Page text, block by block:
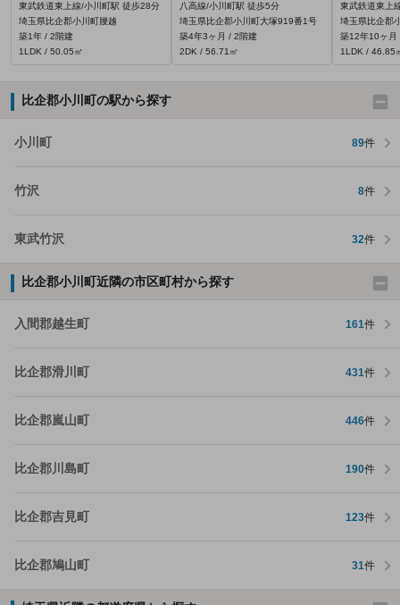
東武鉄道東上線/小川町駅 徒歩28分
埼玉県比企郡小川町腰越
築1年 / 2階建
1LDK / 50.05㎡
八高線/小川町駅 徒歩5分
埼玉県比企郡小川町大塚919番1号
築4年3ヶ月 / 2階建
2DK / 56.71㎡
東武鉄道東上
埼玉県比企郡
築12年10ヶ月
1LDK / 46.85
比企郡小川町の駅から探す
小川町 89件
竹沢 8件
東武竹沢 32件
比企郡小川町近隣の市区町村から探す
入間郡越生町 161件
比企郡滑川町 431件
比企郡嵐山町 446件
比企郡川島町 190件
比企郡吉見町 123件
比企郡鳩山町 31件